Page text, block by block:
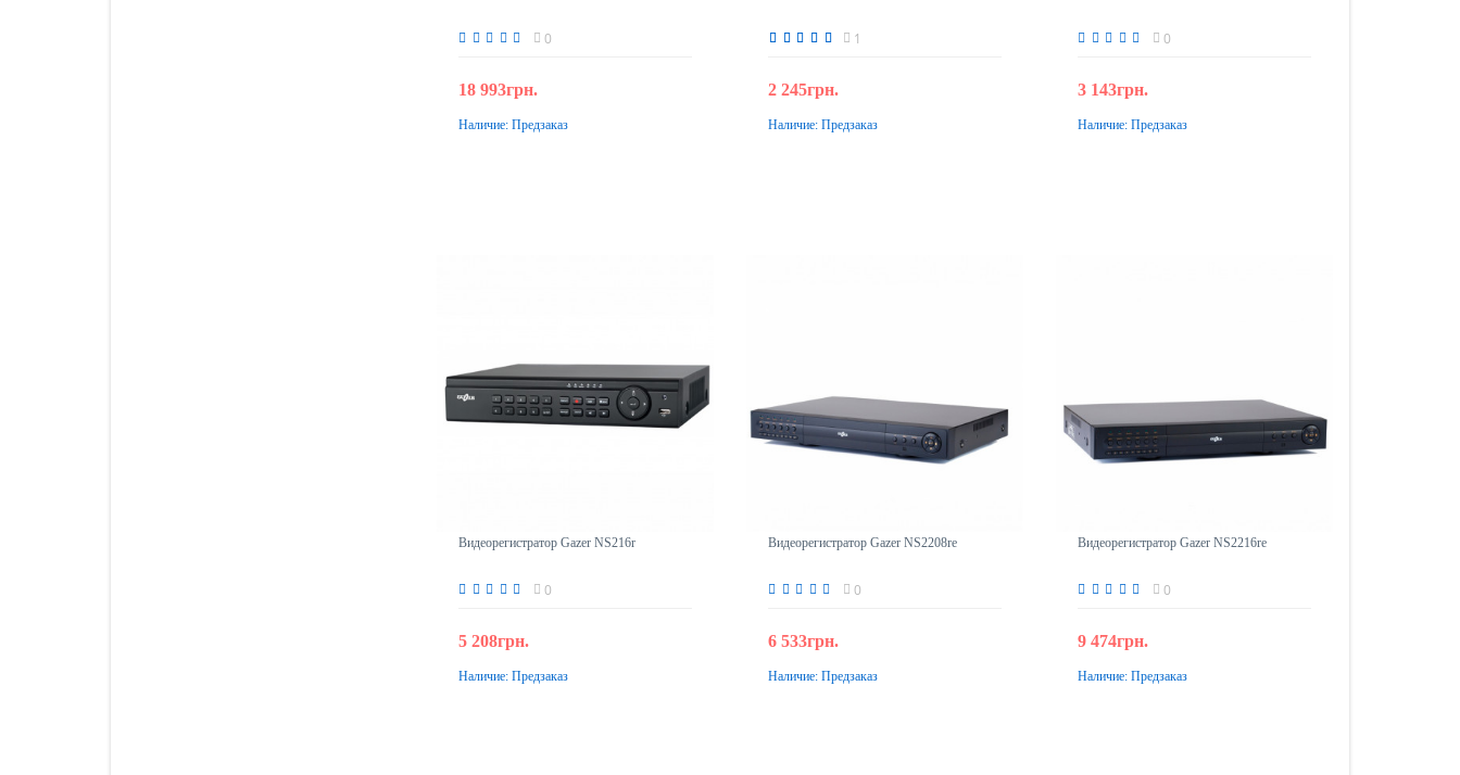
0
18 993грн.
Предзаказ
Наличие: Предзаказ
1
2 245грн.
Предзаказ
Наличие: Предзаказ
0
3 143грн.
Предзаказ
Наличие: Предзаказ
Видеорегистратор Gazer NS216r
0
5 208грн.
Предзаказ
Наличие: Предзаказ
Видеорегистратор Gazer NS2208re
0
6 533грн.
Предзаказ
Наличие: Предзаказ
Видеорегистратор Gazer NS2216re
0
9 474грн.
Предзаказ
Наличие: Предзаказ